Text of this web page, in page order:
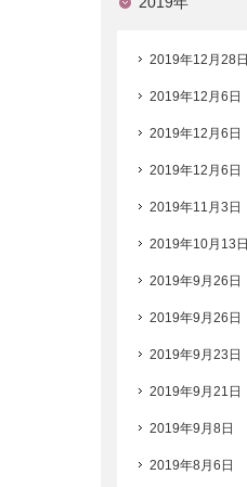
2019年12月28日
2019年12月6日
2019年12月6日
2019年12月6日
2019年11月3日
2019年10月13日
2019年9月26日
2019年9月26日
2019年9月23日
2019年9月21日
2019年9月8日
2019年8月6日